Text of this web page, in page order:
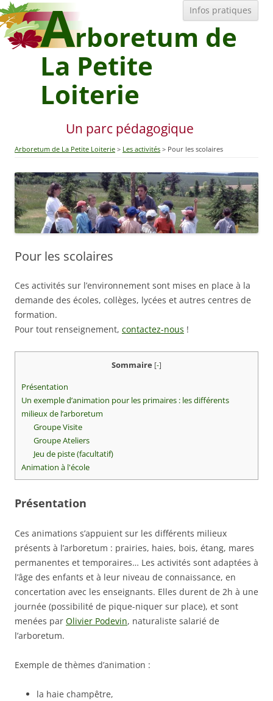
Infos pratiques
Arboretum de
La Petite
Loiterie
Un parc pédagogique
Arboretum de La Petite Loiterie Les activités Pour les scolaires
Pour les scolaires
Ces activités sur l’environnement sont mises en place à la
demande des écoles, collèges, lycées et autres centres de
formation.
Pour tout renseignement, contactez-nous !
Sommaire [-]
Présentation
Un exemple d’animation pour les primaires : les différents
milieux de l’arboretum
Groupe Visite
Groupe Ateliers
Jeu de piste (facultatif)
Animation à l'école
Présentation
Ces animations s’appuient sur les différents milieux
présents à l’arboretum : prairies, haies, bois, étang, mares
permanentes et temporaires… Les activités sont adaptées à
l’âge des enfants et à leur niveau de connaissance, en
concertation avec les enseignants. Elles durent de 2h à une
journée (possibilité de pique-niquer sur place), et sont
menées par Olivier Podevin, naturaliste salarié de
l’arboretum.
Exemple de thèmes d’animation :
la haie champêtre,